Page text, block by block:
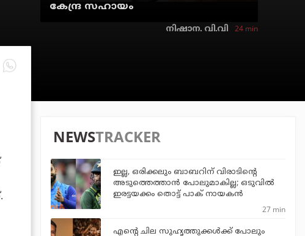
കേന്ദ്ര സഹായം
നിഷാന. വി.വി 24 min
NEWSTRACKER
ഇല്ല, ഒരിക്കലും ബാബറിന് വിരാടിന്റെ
അടുത്തെത്താന്‍ പോലുമാകില്ല; ഒടുവില്‍
ഇരട്ടയക്കം തൊട്ട് പാക് നായകന്‍
27 min
എന്റെ ചില സുഹൃത്തുക്കൾക്ക് പോലും